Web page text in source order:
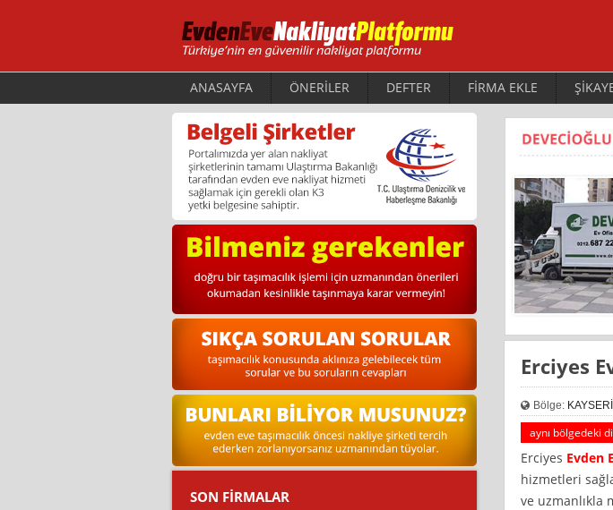
ANASAYFA ÖNERİLER DEFTER FİRMA EKLE
Erciyes
Bölge: KAYSERİ
aynı bölgedeki
Erciyes Evden
hizmetleri
ve uzmanlıkla
SON FİRMALAR